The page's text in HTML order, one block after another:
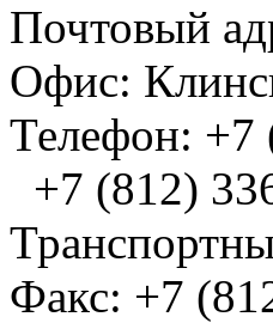
Почтовый
Офис:
Телефон: +7
+7 (812)
Факс: +7